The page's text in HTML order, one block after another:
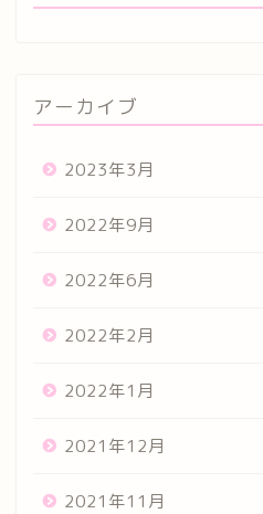
アーカイブ
2023年3月
2022年9月
2022年6月
2022年2月
2022年1月
2021年12月
2021年11月